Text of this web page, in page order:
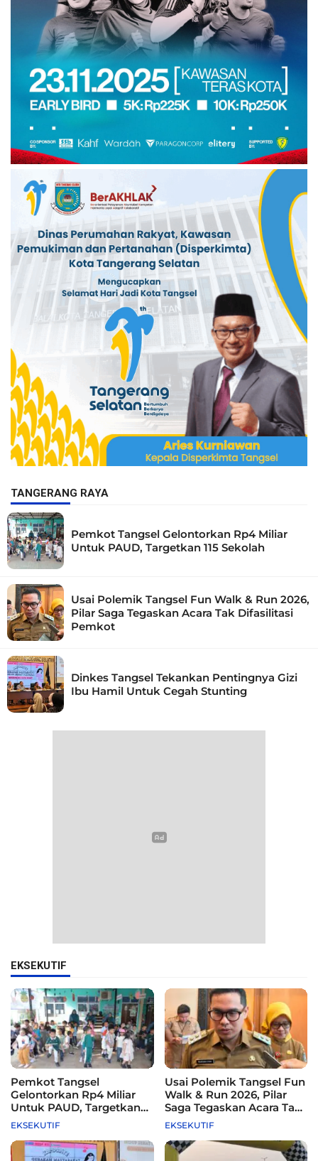
TANGERANG RAYA
Pemkot Tangsel Gelontorkan Rp4 Miliar
Untuk PAUD, Targetkan 115 Sekolah
Usai Polemik Tangsel Fun Walk & Run 2026,
Pilar Saga Tegaskan Acara Tak Difasilitasi
Pemkot
Dinkes Tangsel Tekankan Pentingnya Gizi
Ibu Hamil Untuk Cegah Stunting
EKSEKUTIF
Pemkot Tangsel
Gelontorkan Rp4 Miliar
Untuk PAUD, Targetkan
115 Sekolah
EKSEKUTIF
Usai Polemik Tangsel Fun
Walk & Run 2026, Pilar
Saga Tegaskan Acara Tak
Difasilitasi Pemkot
EKSEKUTIF